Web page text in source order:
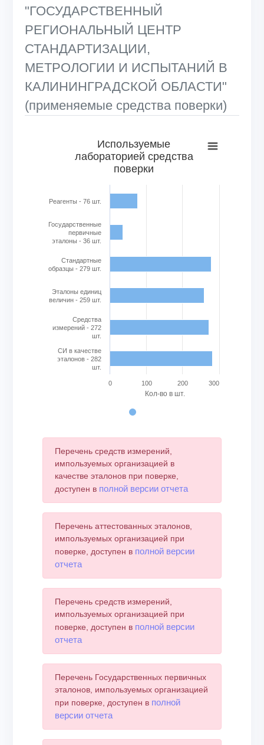
"ГОСУДАРСТВЕННЫЙ
РЕГИОНАЛЬНЫЙ ЦЕНТР
СТАНДАРТИЗАЦИИ,
МЕТРОЛОГИИ И ИСПЫТАНИЙ В
КАЛИНИНГРАДСКОЙ ОБЛАСТИ"
(применяемые средства поверки)
Bar chart with 6 bars.
View as data table, Используемые лабораторией
The chart has 1 X axis displaying categories.
The chart has 1 Y axis displaying Кол-во в шт.. Range: 0
Кол-во в шт.
Используемые
лабораторией средства
поверки
Реагенты - 76 шт.
Государственные
первичные
эталоны - 36 шт.
Стандартные
образцы - 279 шт.
Эталоны единиц
величин - 259 шт.
Cредства
измерений - 272
шт.
СИ в качестве
эталонов - 282
шт.
0 100 200 300
Перечень средств измерений,
импользуемых организацией в
качестве эталонов при поверке,
доступен в полной версии отчета
Перечень аттестованных эталонов,
импользуемых организацией при
поверке, доступен в полной версии
отчета
Перечень средств измерений,
импользуемых организацией при
поверке, доступен в полной версии
отчета
Перечень Государственных первичных
эталонов, импользуемых организацией
при поверке, доступен в полной
версии отчета